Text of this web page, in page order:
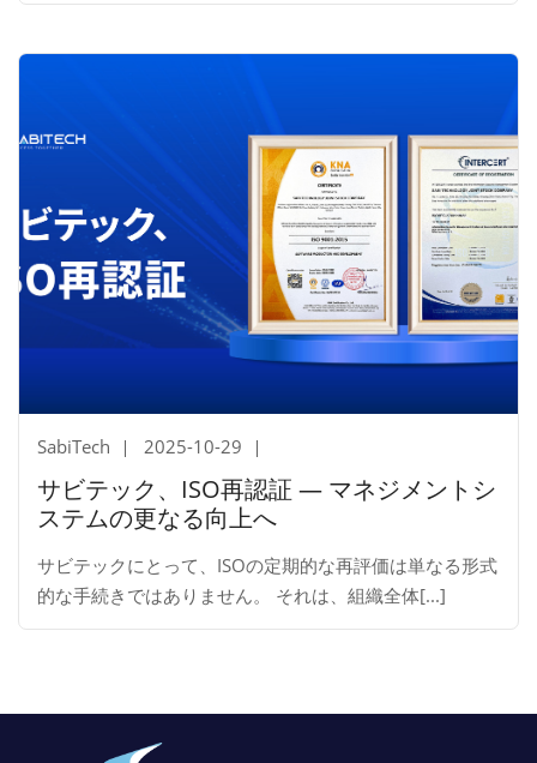
SabiTech 2025-10-29
サビテック、ISO再認証 ― マネジメントシ
ステムの更なる向上へ
サビテックにとって、ISOの定期的な再評価は単なる形式
的な手続きではありません。 それは、組織全体[...]